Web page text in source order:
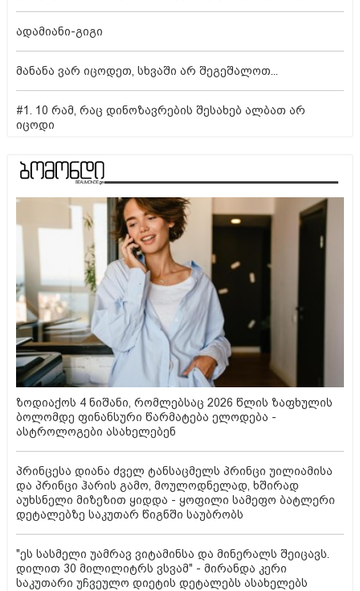
ადამიანი-გიგი
მანანა ვარ იცოდეთ, სხვაში არ შეგეშალოთ...
#1. 10 რამ, რაც დინოზავრების შესახებ ალბათ არ
იცოდი
ზოდიაქოს 4 ნიშანი, რომლებსაც 2026 წლის ზაფხულის
ბოლომდე ფინანსური წარმატება ელოდება -
ასტროლოგები ასახელებენ
პრინცესა დიანა ძველ ტანსაცმელს პრინცი უილიამისა
და პრინცი ჰარის გამო, მოულოდნელად, ხშირად
აუხსნელი მიზეზით ყიდდა - ყოფილი სამეფო ბატლერი
დეტალებზე საკუთარ წიგნში საუბრობს
"ეს სასმელი უამრავ ვიტამინსა და მინერალს შეიცავს.
დილით 30 მილილიტრს ვსვამ" - მირანდა კერი
საკუთარი უჩვეულო დიეტის დეტალებს ასახელებს